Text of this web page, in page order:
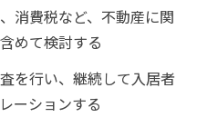
消費税など、不動産に関
めて検討する
を行い、継続して入居者
ーションする